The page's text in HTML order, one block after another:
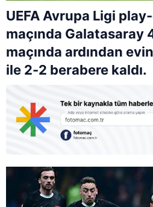
UEFA Avrupa Ligi
maçında
maçında ardından
ile 2-2 berabere kaldı.